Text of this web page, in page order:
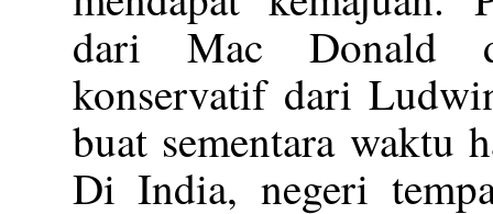
dari Mac Donald
konservatif dari
buat sementara waktu
Di India, negeri